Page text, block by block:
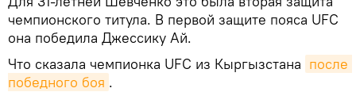
чемпионского титула. В первой защите пояса UFC
она победила Джессику Ай.
Что сказала чемпионка UFC из Кыргызстана после
победного боя .